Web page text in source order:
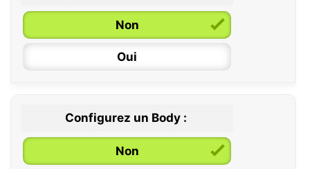
Non
Oui
Configurez un Body :
Non